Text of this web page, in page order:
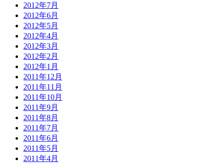
2012年7月
2012年6月
2012年5月
2012年4月
2012年3月
2012年2月
2012年1月
2011年12月
2011年11月
2011年10月
2011年9月
2011年8月
2011年7月
2011年6月
2011年5月
2011年4月